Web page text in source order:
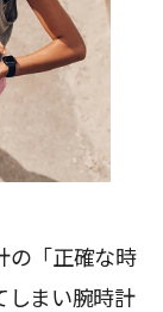
の「正確な時
しまい腕時計